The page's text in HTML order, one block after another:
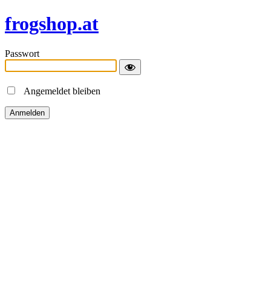
frogshop.at
Passwort
Angemeldet bleiben